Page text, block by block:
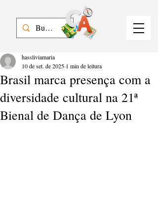
Brasil marca presença com a
diversidade cultural na 21ª
Bienal de Dança de Lyon
hassliviamaria
10 de set. de 2025 1 min de leitura